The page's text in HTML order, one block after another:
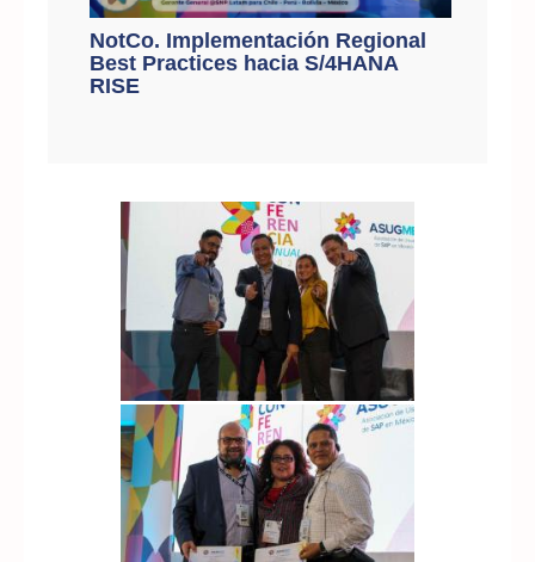
NotCo. Implementación Regional
Best Practices hacia S/4HANA
RISE